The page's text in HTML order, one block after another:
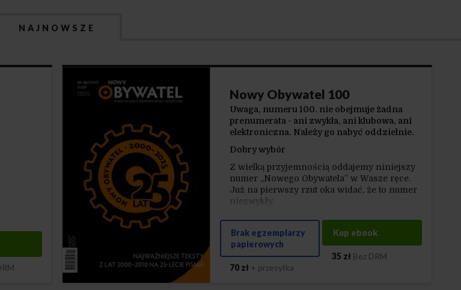
NAJNOWSZE
Nowy Obywatel 100
Uwaga, numeru 100. nie obejmuje żadna
prenumerata - ani zwykła, ani klubowa, ani
elektroniczna. Należy go nabyć oddzielnie.
Dobry wybór
Z wielką przyjemnością oddajemy niniejszy
numer „Nowego Obywatela” w Wasze ręce.
Już na pierwszy rzut oka widać, że to numer
niezwykły.
W grudniu przypadła 25. rocznica debiutu
naszego pisma. Początkowo nosiło nazwę
„Obywatel”. Ukazywało się pod nią przez 10
lat. Później nieco zmieniliśmy formułę, ale
zachowując rdzeń tożsamości. Żeby jednak
Brak egzemplarzy
papierowych
70 zł + przesyłka
Kup ebook
35 zł Bez DRM